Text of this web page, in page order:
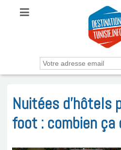
Nuitées d’hôtels
foot : combien